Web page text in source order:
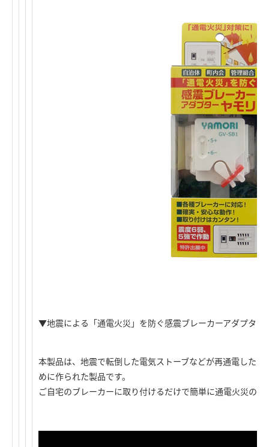
▼地震による「通電火災」を防ぐ感震ブレーカーアダプター
本製品は、地震で転倒した電気ストーブなどが再通電した
めに作られた製品です。
ご自宅のブレーカーに取り付けるだけで簡単に通電火災の対